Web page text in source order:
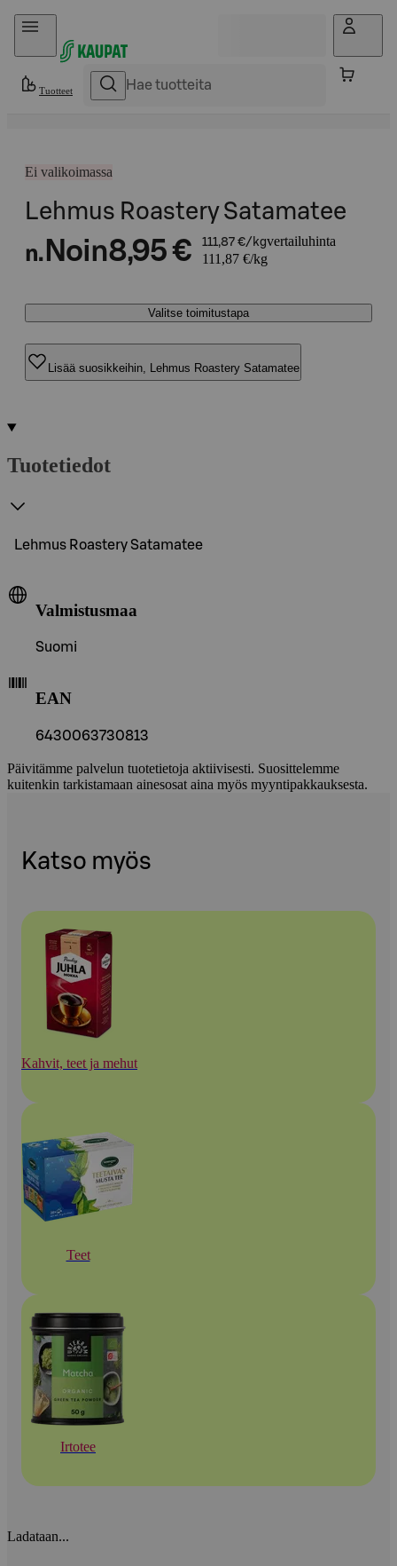
Hyppää sisältöön
Tuotteet
Ei valikoimassa
Lehmus Roastery Satamatee
n. Noin8,95 € 111,87 €/kgvertailuhinta
111,87 €/kg
Valitse toimitustapa
Lisää suosikkeihin, Lehmus Roastery Satamatee
Tuotetiedot
Lehmus Roastery Satamatee
Valmistusmaa
Suomi
EAN
6430063730813
Päivitämme palvelun tuotetietoja aktiivisesti. Suosittelemme
kuitenkin tarkistamaan ainesosat aina myös myyntipakkauksesta.
Katso myös
Kahvit, teet ja mehut
Teet
Irtotee
Ladataan...